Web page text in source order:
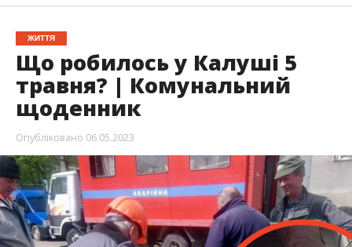
ЖИТТЯ
Що робилось у Калуші 5
травня? | Комунальний
щоденник
Опубліковано 06.05.2023